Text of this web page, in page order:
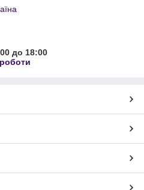
до 18:00